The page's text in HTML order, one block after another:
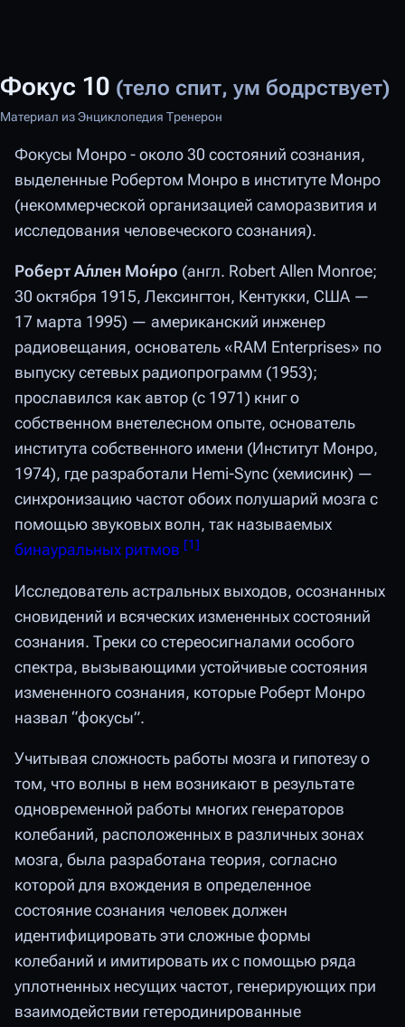
Фокус 10 (тело спит, ум бодрствует)
Материал из Энциклопедия Тренерон
Фокусы Монро - около 30 состояний сознания,
выделенные Робертом Монро в институте Монро
(некоммерческой организацией саморазвития и
исследования человеческого сознания).
Ро́берт А́ллен Мо́нро (англ. Robert Allen Monroe;
30 октября 1915, Лексингтон, Кентукки, США —
17 марта 1995) — американский инженер
радиовещания, основатель «RAM Enterprises» по
выпуску сетевых радиопрограмм (1953);
прославился как автор (с 1971) книг о
собственном внетелесном опыте, основатель
института собственного имени (Институт Монро,
1974), где разработали Hemi-Sync (хемисинк) —
синхронизацию частот обоих полушарий мозга с
помощью звуковых волн, так называемых
бинауральных ритмов [1]
Исследователь астральных выходов, осознанных
сновидений и всяческих измененных состояний
сознания. Треки со стереосигналами особого
спектра, вызывающими устойчивые состояния
измененного сознания, которые Роберт Монро
назвал “фокусы”.
Учитывая сложность работы мозга и гипотезу о
том, что волны в нем возникают в результате
одновременной работы многих генераторов
колебаний, расположенных в различных зонах
мозга, была разработана теория, согласно
которой для вхождения в определенное
состояние сознания человек должен
идентифицировать эти сложные формы
колебаний и имитировать их с помощью ряда
уплотненных несущих частот, генерирующих при
взаимодействии гетеродинированные